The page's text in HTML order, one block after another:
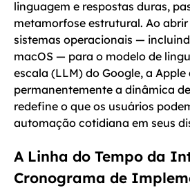
linguagem e respostas duras,
metamorfose estrutural. Ao abrir
sistemas operacionais —
macOS — para o modelo de
escala (LLM) do Google, a Apple
permanentemente a dinâmica
redefine o que os usuários
automação cotidiana em seus
A Linha do Tempo da
Cronograma de